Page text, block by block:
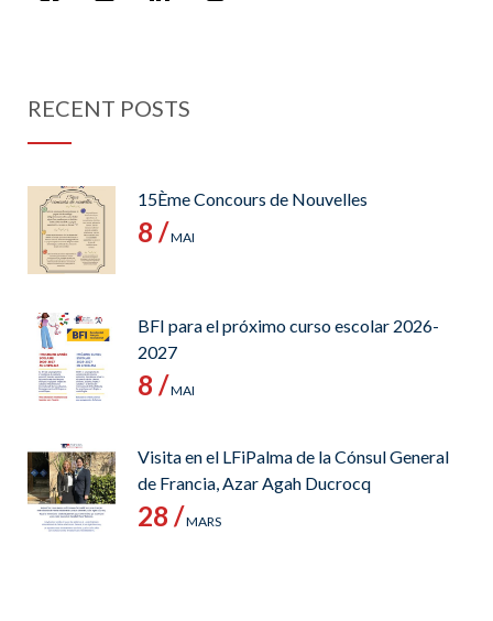
RECENT POSTS
15Ème Concours de Nouvelles
8 /MAI
BFI para el próximo curso escolar 2026-
2027
8 /MAI
Visita en el LFiPalma de la Cónsul General
de Francia, Azar Agah Ducrocq
28 /MARS